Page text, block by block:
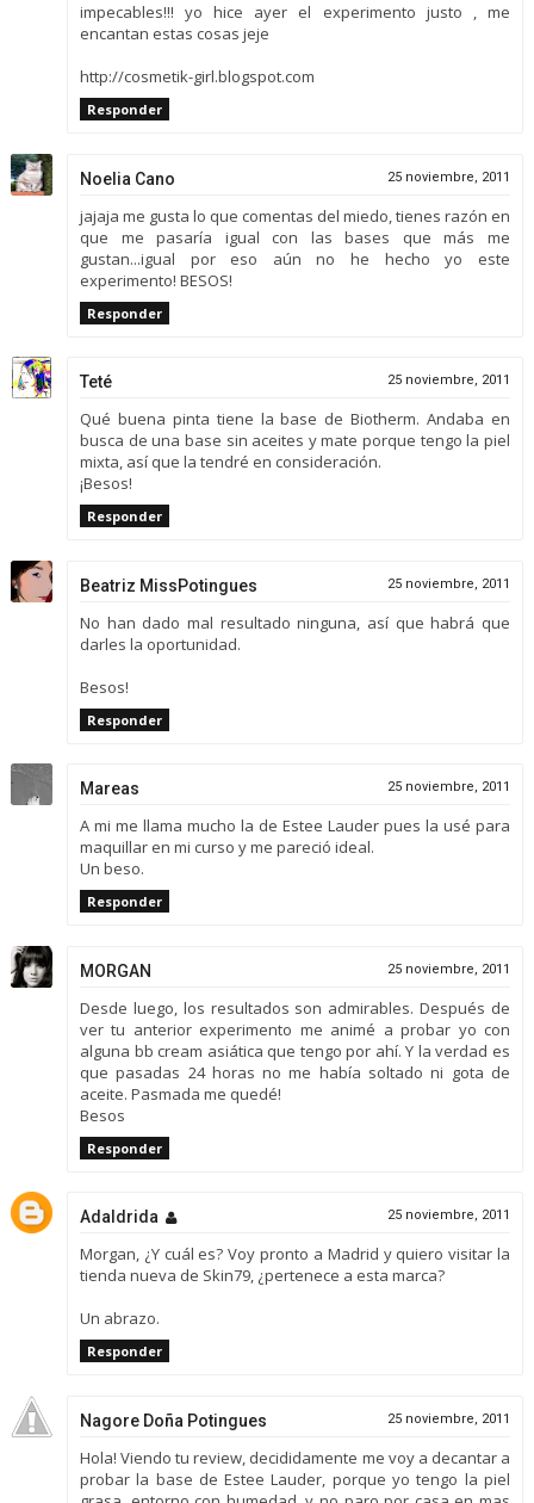
impecables!!! yo hice ayer el experimento justo , me
encantan estas cosas jeje
http://cosmetik-girl.blogspot.com
Responder
Noelia Cano 25 noviembre, 2011
jajaja me gusta lo que comentas del miedo, tienes razón en
que me pasaría igual con las bases que más me
gustan...igual por eso aún no he hecho yo este
experimento! BESOS!
Responder
Teté 25 noviembre, 2011
Qué buena pinta tiene la base de Biotherm. Andaba en
busca de una base sin aceites y mate porque tengo la piel
mixta, así que la tendré en consideración.
¡Besos!
Responder
Beatriz MissPotingues 25 noviembre, 2011
No han dado mal resultado ninguna, así que habrá que
darles la oportunidad.
Besos!
Responder
Mareas 25 noviembre, 2011
A mi me llama mucho la de Estee Lauder pues la usé para
maquillar en mi curso y me pareció ideal.
Un beso.
Responder
MORGAN 25 noviembre, 2011
Desde luego, los resultados son admirables. Después de
ver tu anterior experimento me animé a probar yo con
alguna bb cream asiática que tengo por ahí. Y la verdad es
que pasadas 24 horas no me había soltado ni gota de
aceite. Pasmada me quedé!
Besos
Responder
Adaldrida 25 noviembre, 2011
Morgan, ¿Y cuál es? Voy pronto a Madrid y quiero visitar la
tienda nueva de Skin79, ¿pertenece a esta marca?
Un abrazo.
Responder
Nagore Doña Potingues 25 noviembre, 2011
Hola! Viendo tu review, decididamente me voy a decantar a
probar la base de Estee Lauder, porque yo tengo la piel